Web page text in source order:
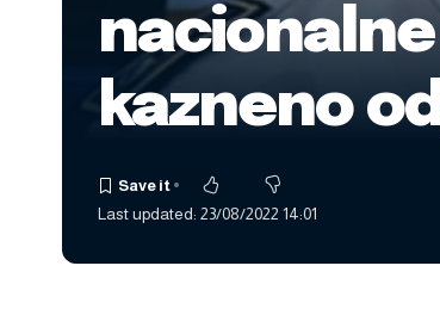
kazneno
Last updated: 23/08/2022 14:01